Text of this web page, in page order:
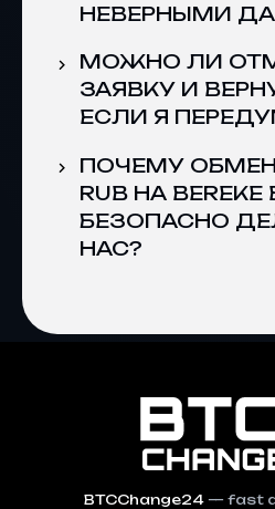
НЕВЕРНЫМИ
МОЖНО ЛИ
ЗАЯВКУ И
ЕСЛИ Я
ПОЧЕМУ
RUB НА BEREKE
БЕЗОПАСНО
НАС?
BTCChange24 — fast